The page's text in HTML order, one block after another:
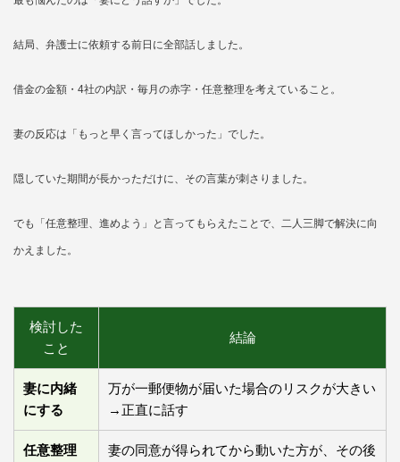
結局、弁護士に依頼する前日に全部話しました。
借金の金額・4社の内訳・毎月の赤字・任意整理を考えていること。
妻の反応は「もっと早く言ってほしかった」でした。
隠していた期間が長かっただけに、その言葉が刺さりました。
でも「任意整理、進めよう」と言ってもらえたことで、二人三脚で解決に向
かえました。
検討した
こと
結論
妻に内緒
にする
万が一郵便物が届いた場合のリスクが大きい
→正直に話す
任意整理
妻の同意が得られてから動いた方が、その後